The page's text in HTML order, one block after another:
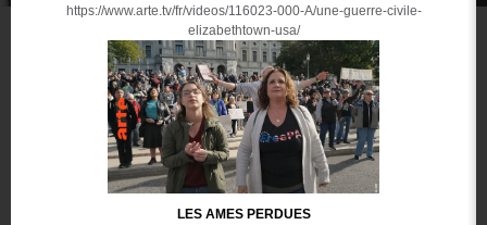
https://www.arte.tv/fr/videos/116023-000-A/une-guerre-civile-
elizabethtown-usa/
LES AMES PERDUES